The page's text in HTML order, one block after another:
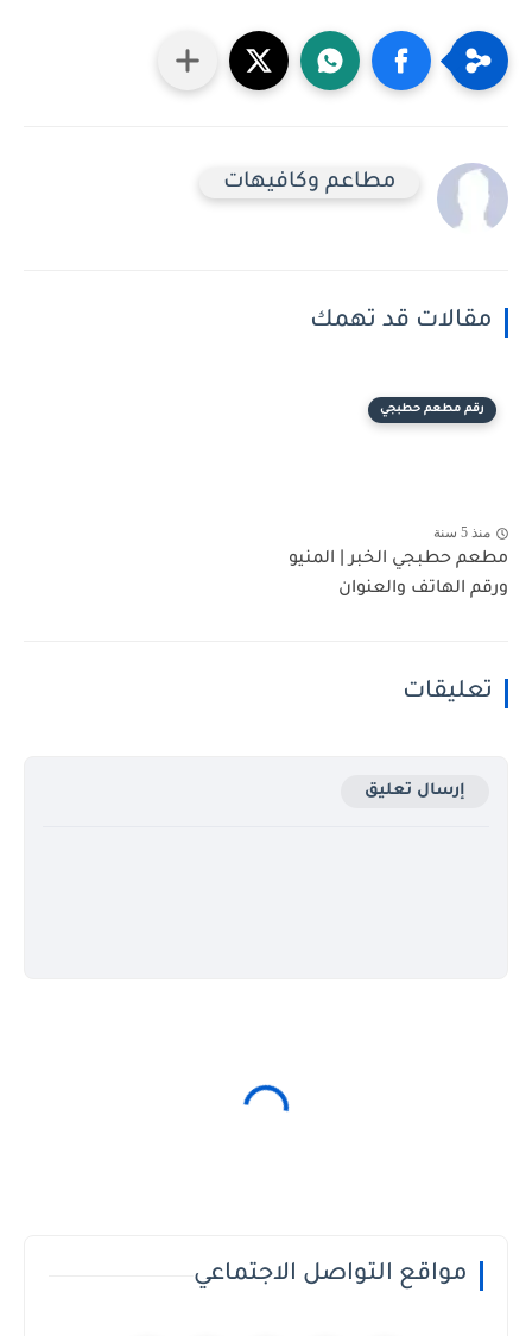
مطاعم وكافيهات
مقالات قد تهمك
رقم مطعم حطبجي
منذ 5 سنة
مطعم حطبجي الخبر | المنيو
ورقم الهاتف والعنوان
تعليقات
إرسال تعليق
مواقع التواصل الاجتماعي